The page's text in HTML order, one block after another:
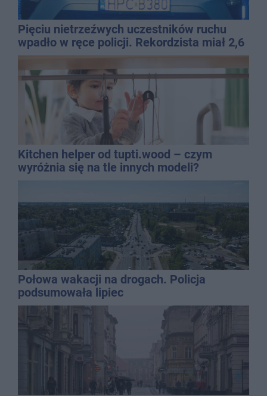
Pięciu nietrzeźwych uczestników ruchu
wpadło w ręce policji. Rekordzista miał 2,6
promila
Kitchen helper od tupti.wood – czym
wyróżnia się na tle innych modeli?
Połowa wakacji na drogach. Policja
podsumowała lipiec